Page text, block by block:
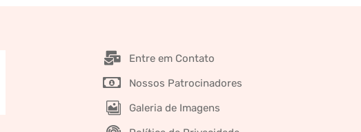
Entre em Contato
Nossos Patrocinadores
Galeria de Imagens